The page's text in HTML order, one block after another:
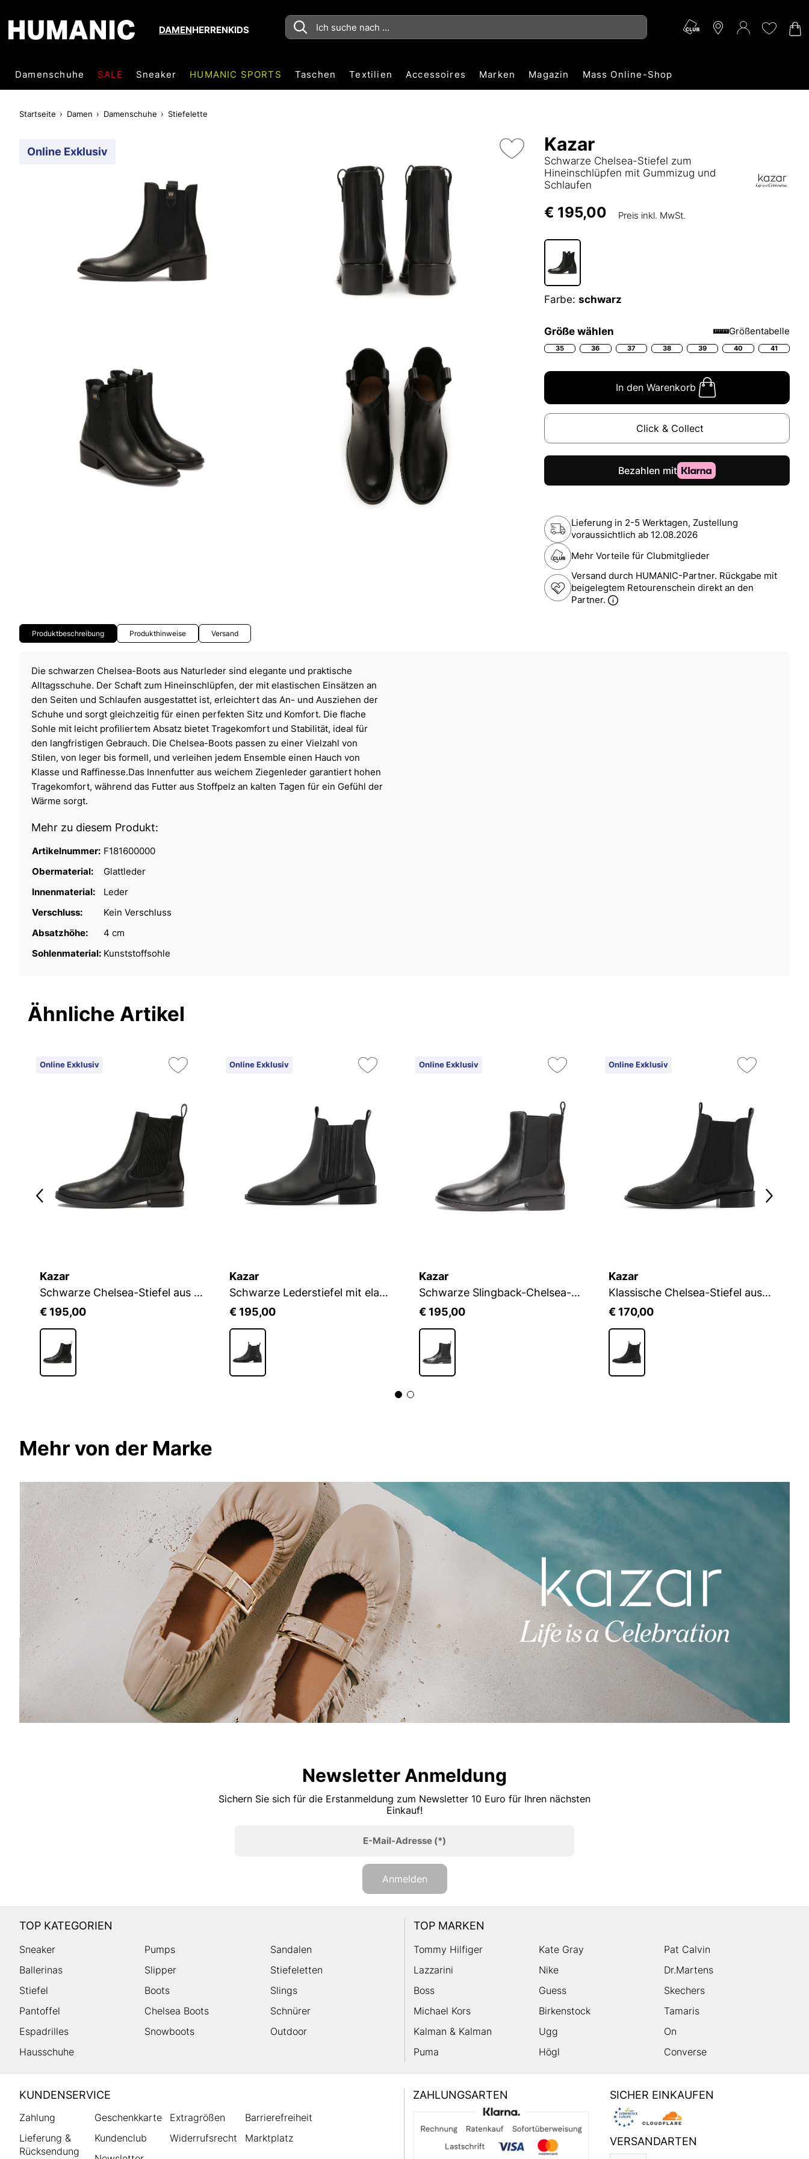
DAMENHERRENKIDS
Damenschuhe SALE Sneaker HUMANIC SPORTS Taschen Textilien Accessoires Marken Magazin Mass Online-Shop
Startseite Damen Damenschuhe Stiefelette
Online Exklusiv Kazar
Schwarze Chelsea-Stiefel zum
Hineinschlüpfen mit Gummizug und
Schlaufen
€ 195,00 Preis inkl. MwSt.
Farbe: schwarz
Größe wählen Größentabelle
35 36 37 38 39 40 41
In den Warenkorb
Click & Collect
Lieferung in 2-5 Werktagen, Zustellung
voraussichtlich ab 12.08.2026
Mehr Vorteile für Clubmitglieder
Versand durch HUMANIC-Partner. Rückgabe mit
beigelegtem Retourenschein direkt an den
Partner.
Produktbeschreibung Produkthinweise Versand
Die schwarzen Chelsea-Boots aus Naturleder sind elegante und praktische
Alltagsschuhe. Der Schaft zum Hineinschlüpfen, der mit elastischen Einsätzen an
den Seiten und Schlaufen ausgestattet ist, erleichtert das An- und Ausziehen der
Schuhe und sorgt gleichzeitig für einen perfekten Sitz und Komfort. Die flache
Sohle mit leicht profiliertem Absatz bietet Tragekomfort und Stabilität, ideal für
den langfristigen Gebrauch. Die Chelsea-Boots passen zu einer Vielzahl von
Stilen, von leger bis formell, und verleihen jedem Ensemble einen Hauch von
Klasse und Raffinesse.Das Innenfutter aus weichem Ziegenleder garantiert hohen
Tragekomfort, während das Futter aus Stoffpelz an kalten Tagen für ein Gefühl der
Wärme sorgt.
Mehr zu diesem Produkt:
Artikelnummer: F181600000
Obermaterial:
Glattleder
Innenmaterial:
Leder
Verschluss:
Kein Verschluss
Absatzhöhe:
4 cm
Sohlenmaterial: Kunststoffsohle
Ähnliche Artikel
Online Exklusiv
Kazar
Schwarze Chelsea-Stiefel aus Leder
€ 195,00
Online Exklusiv
Kazar
Schwarze Lederstiefel mit elastischen Einsätzen und Schlaufen
€ 195,00
Online Exklusiv
Kazar
Schwarze Slingback-Chelsea-Stiefel für Frauen zum Hineinschlüpfen
€ 195,00
Online Exklusiv
Kazar
Klassische Chelsea-Stiefel aus Leder
€ 170,00
Mehr von der Marke
Newsletter Anmeldung
Sichern Sie sich für die Erstanmeldung zum Newsletter 10 Euro für Ihren nächsten
Einkauf!
E-Mail-Adresse(*)
Anmelden
TOP KATEGORIEN
Sneaker Pumps
Sandalen
Ballerinas
Slipper
Stiefeletten
Stiefel
Boots
Slings
Pantoffel
Chelsea Boots
Schnürer
Espadrilles
Snowboots
Outdoor
Hausschuhe
TOP MARKEN
Tommy Hilfiger Kate Gray
Pat Calvin
Lazzarini
Nike
Dr.Martens
Boss
Guess
Skechers
Michael Kors
Birkenstock
Tamaris
Kalman & Kalman
Ugg
On
Puma
Högl Converse
HUMANIC
Footer
KUNDENSERVICE
Zahlung
Lieferung &
Rücksendung
Geschenkkarte
Kundenclub
Extragrößen
Widerrufsrecht
Barrierefreiheit
Marktplatz
ZAHLUNGSARTEN SICHER EINKAUFEN
VERSANDARTEN